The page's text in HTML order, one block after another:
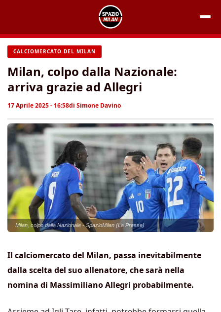
contenuto
CALCIOMERCATO DEL MILAN
Milan, colpo dalla Nazionale:
arriva grazie ad Allegri
17 Aprile 2025 - 16:58di Simone Davino
Milan, colpo dalla Nazionale - SpazioMilan (La Presse)
Il calciomercato del Milan, passa inevitabilmente
dalla scelta del suo allenatore, che sarà nella
nomina di Massimiliano Allegri probabilmente.